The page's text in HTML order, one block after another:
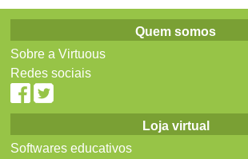
Quem somos
Sobre a Virtuous
Redes sociais
Loja virtual
Softwares educativos